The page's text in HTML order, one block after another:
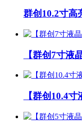
群创10.2寸高
【群创7寸液
【群创10.4